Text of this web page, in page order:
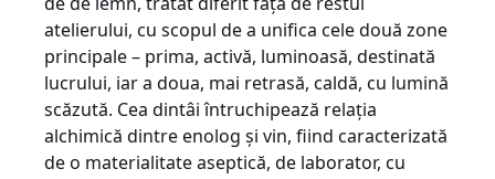
atelierului, cu scopul de a unifica cele două zone
principale – prima, activă, luminoasă, destinată
lucrului, iar a doua, mai retrasă, caldă, cu lumină
scăzută. Cea dintâi întruchipează rela­ţia
alchimică dintre enolog şi vin, fiind caracterizată
de o materialitate aseptică, de laborator, cu